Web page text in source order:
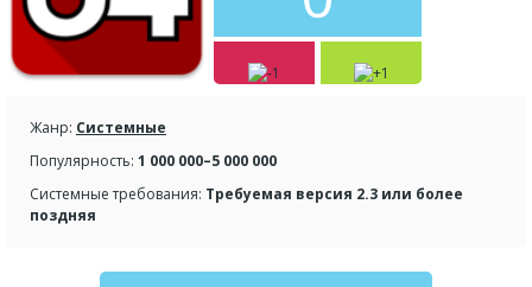
Жанр: Системные
Популярность: 1 000 000–5 000 000
Системные требования: Требуемая версия 2.3 или более
поздняя